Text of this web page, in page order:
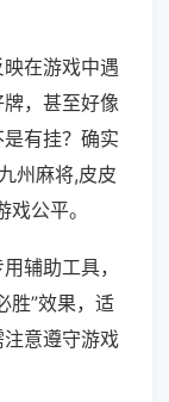
在游戏中遇
，甚至好像
有挂？确实
州麻将,皮皮
公平。
辅助工具，
胜”效果，适
意遵守游戏